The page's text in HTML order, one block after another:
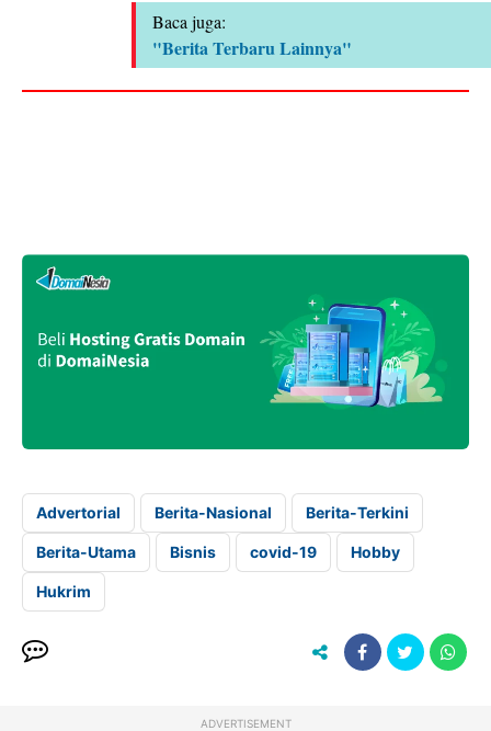
Baca juga:
"Berita Terbaru Lainnya"
Advertorial Berita-Nasional Berita-Terkini
Berita-Utama Bisnis covid-19 Hobby
Hukrim
ADVERTISEMENT